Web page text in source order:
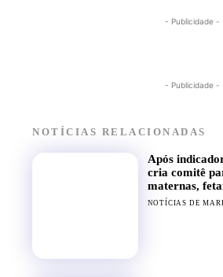
- Publicidade -
- Publicidade -
NOTÍCIAS RELACIONADAS
Após
cria comitê
maternas,
NOTÍCIAS DE